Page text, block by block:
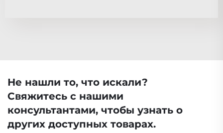
Не нашли то, что искали?
Свяжитесь с нашими
консультантами, чтобы узнать о
других доступных товарах.